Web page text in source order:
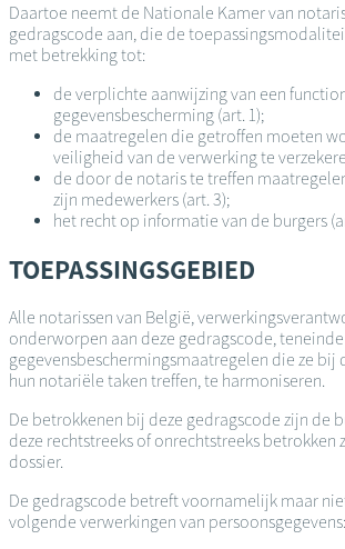
Daartoe neemt de Nationale Kamer van
gedragscode aan, die de
met betrekking tot:
de verplichte aanwijzing van een
gegevensbescherming (art. 1);
de maatregelen die getroffen moeten
veiligheid van de verwerking te
de door de notaris te treffen
zijn medewerkers (art. 3);
het recht op informatie van de burgers
TOEPASSINGSGEBIED
Alle notarissen van België,
onderworpen aan deze gedragscode,
gegevensbeschermingsmaatregelen die ze bij
hun notariële taken treffen, te harmoniseren.
De betrokkenen bij deze gedragscode zijn de
deze rechtstreeks of onrechtstreeks betrokken
dossier.
De gedragscode betreft voornamelijk maar
volgende verwerkingen van persoonsgegevens: